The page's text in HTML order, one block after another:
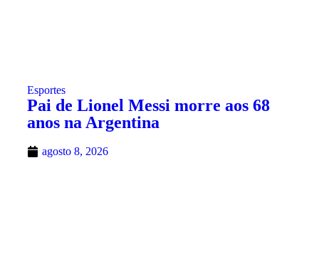
Esportes
Pai de Lionel Messi morre aos 68
anos na Argentina
agosto 8, 2026